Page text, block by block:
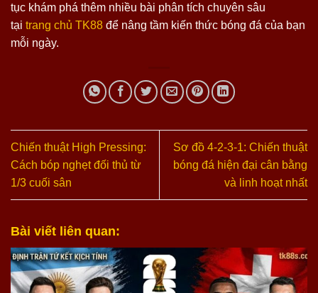
tục khám phá thêm nhiều bài phân tích chuyên sâu
tại trang chủ TK88 để nâng tầm kiến thức bóng đá của bạn
mỗi ngày.
Chiến thuật High Pressing:
Cách bóp nghẹt đối thủ từ
1/3 cuối sân
Sơ đồ 4-2-3-1: Chiến thuật
bóng đá hiện đại cân bằng
và linh hoạt nhất
Bài viết liên quan: